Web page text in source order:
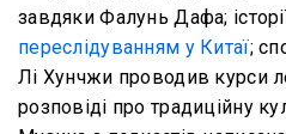
завдяки Фалунь Дафа;
переслідуванням у Китаї;
Лі Хунчжи проводив курси
розповіді про традиційну